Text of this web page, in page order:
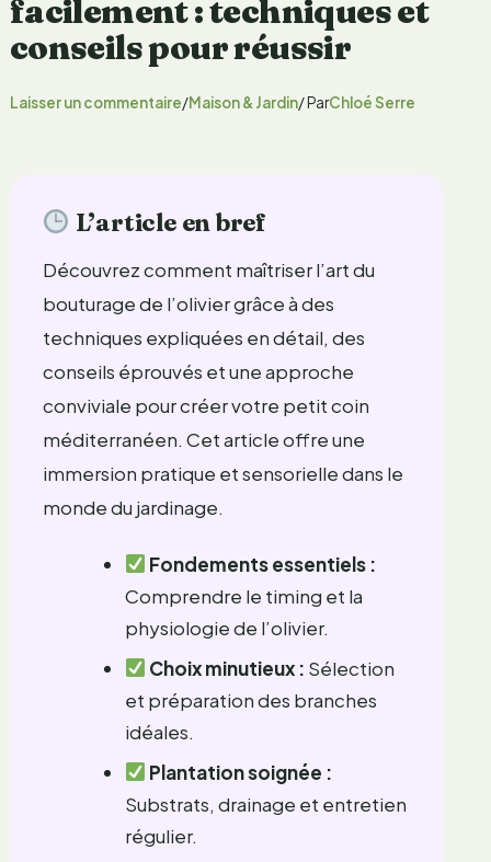
facilement : techniques et
conseils pour réussir
Laisser un commentaire/Maison & Jardin/ ParChloé Serre
L’article en bref
Découvrez comment maîtriser l’art du
bouturage de l’olivier grâce à des
techniques expliquées en détail, des
conseils éprouvés et une approche
conviviale pour créer votre petit coin
méditerranéen. Cet article offre une
immersion pratique et sensorielle dans le
monde du jardinage.
Fondements essentiels :
Comprendre le timing et la
physiologie de l’olivier.
Choix minutieux : Sélection
et préparation des branches
idéales.
Plantation soignée :
Substrats, drainage et entretien
régulier.